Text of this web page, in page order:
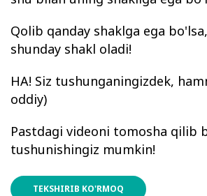
Qolib qanday shaklga ega
shunday shakl oladi!
HA! Siz tushunganingizdek,
oddiy)
Pastdagi videoni tomosha qilib
tushunishingiz mumkin!
TEKSHIRIB KO'RMOQ